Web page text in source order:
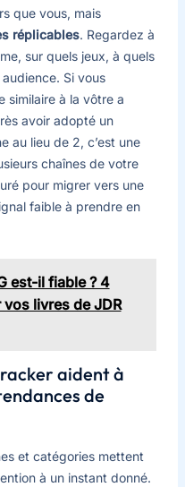
que vous, mais
réplicables. Regardez à
sur quels jeux, à quels
Si vous
similaire à la vôtre a
avoir adopté un
au lieu de 2, c’est une
chaînes de votre
pour migrer vers une
faible à prendre en
est-il fiable ? 4
livres de JDR
aident à
de
et catégories mettent
à un instant donné.